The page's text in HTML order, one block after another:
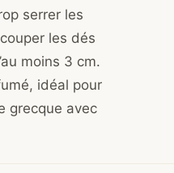
serrer les
les dés
moins 3 cm.
idéal pour
grecque avec